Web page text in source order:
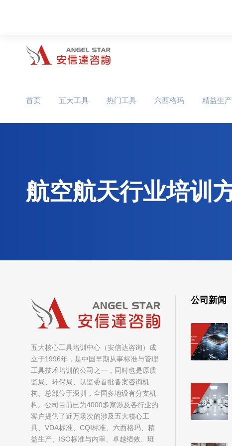
首页 五大工具 热门工具 六西格玛 精益生产
航空航天行业培训
五大核心工具培训中心（安信达咨询）成
立于1996年，是中国早期从事标准与管理
工具技术培训的公司之一，同时也是原质
监局、环保局、认监委首批备案咨询机
构。总部位于深圳，全国多地设有分支机
构。公司目前已为4000多家涉及各行业的
客户提供了近万场次的涉及五大核心工
具、VDA标准、CQI标准、六西格玛、精
益生产、ISO标准与内审、卓越绩效、班
公司新闻